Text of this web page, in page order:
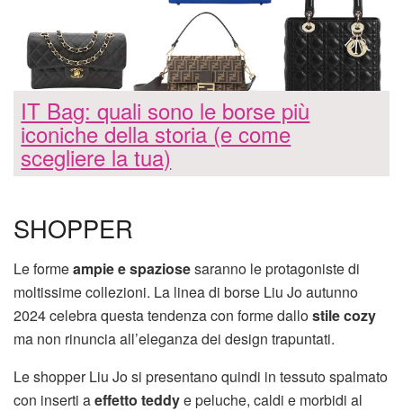
IT Bag: quali sono le borse più
iconiche della storia (e come
scegliere la tua)
SHOPPER
Le formeampie e spaziosesaranno le protagoniste di
moltissime collezioni. La linea di borse Liu Jo autunno
2024 celebra questa tendenza con forme dallostile cozy
ma non rinuncia all’eleganza dei design trapuntati.
Le shopper Liu Jo si presentano quindi in tessuto spalmato
con inserti aeffetto teddye peluche, caldi e morbidi al